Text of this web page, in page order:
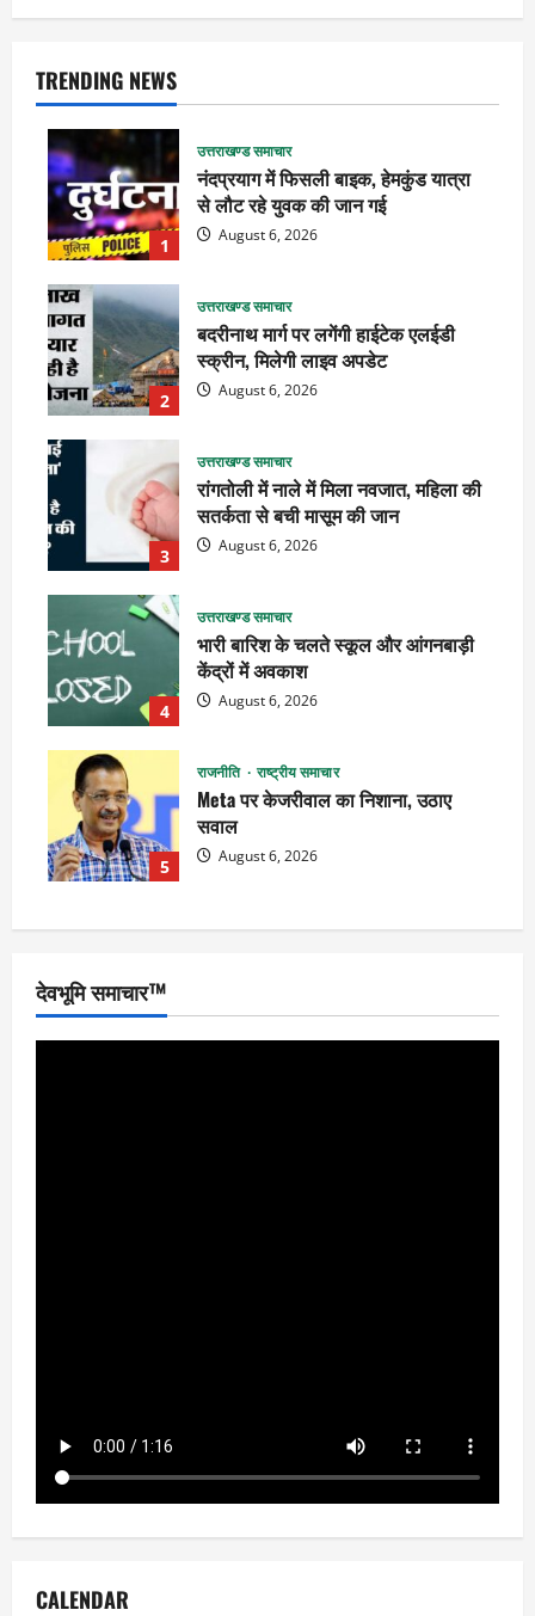
TRENDING NEWS
1
उत्तराखण्ड समाचार
नंदप्रयाग में फिसली बाइक, हेमकुंड यात्रा
से लौट रहे युवक की जान गई
August 6, 2026
2
उत्तराखण्ड समाचार
बदरीनाथ मार्ग पर लगेंगी हाईटेक एलईडी
स्क्रीन, मिलेगी लाइव अपडेट
August 6, 2026
3
उत्तराखण्ड समाचार
रांगतोली में नाले में मिला नवजात, महिला की
सतर्कता से बची मासूम की जान
August 6, 2026
4
उत्तराखण्ड समाचार
भारी बारिश के चलते स्कूल और आंगनबाड़ी
केंद्रों में अवकाश
August 6, 2026
5
राजनीति राष्ट्रीय समाचार
Meta पर केजरीवाल का निशाना, उठाए
सवाल
August 6, 2026
देवभूमि समाचार™
CALENDAR